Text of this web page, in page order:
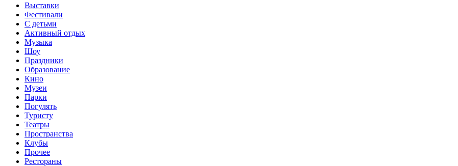
Выставки
Фестивали
С детьми
Активный отдых
Музыка
Шоу
Праздники
Образование
Кино
Музеи
Парки
Погулять
Туристу
Театры
Пространства
Клубы
Прочее
Рестораны